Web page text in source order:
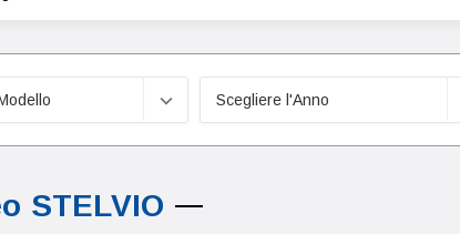
STELVIO